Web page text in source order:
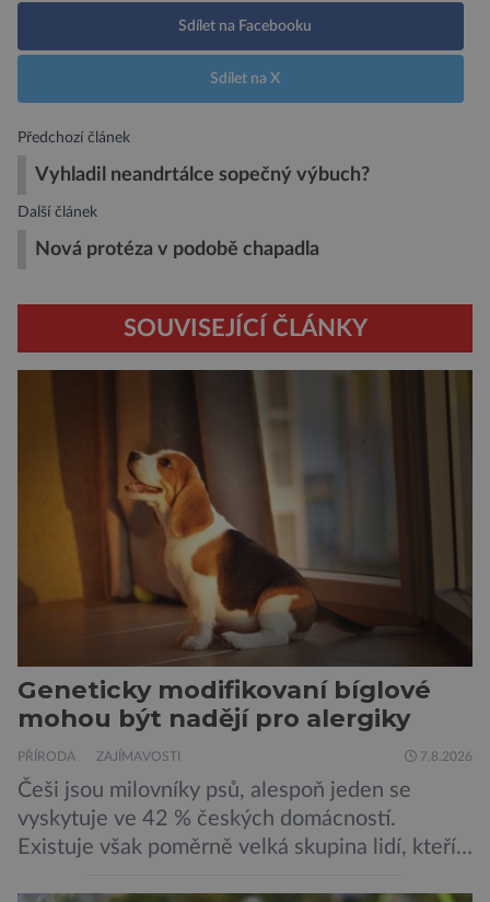
Sdílet na Facebooku
Sdílet na X
Předchozí článek
Vyhladil neandrtálce sopečný výbuch?
Další článek
Nová protéza v podobě chapadla
SOUVISEJÍCÍ ČLÁNKY
Geneticky modifikovaní bíglové
mohou být nadějí pro alergiky
PŘÍRODA ZAJÍMAVOSTI 7.8.2026
Češi jsou milovníky psů, alespoň jeden se
vyskytuje ve 42 % českých domácností.
Existuje však poměrně velká skupina lidí, kteří